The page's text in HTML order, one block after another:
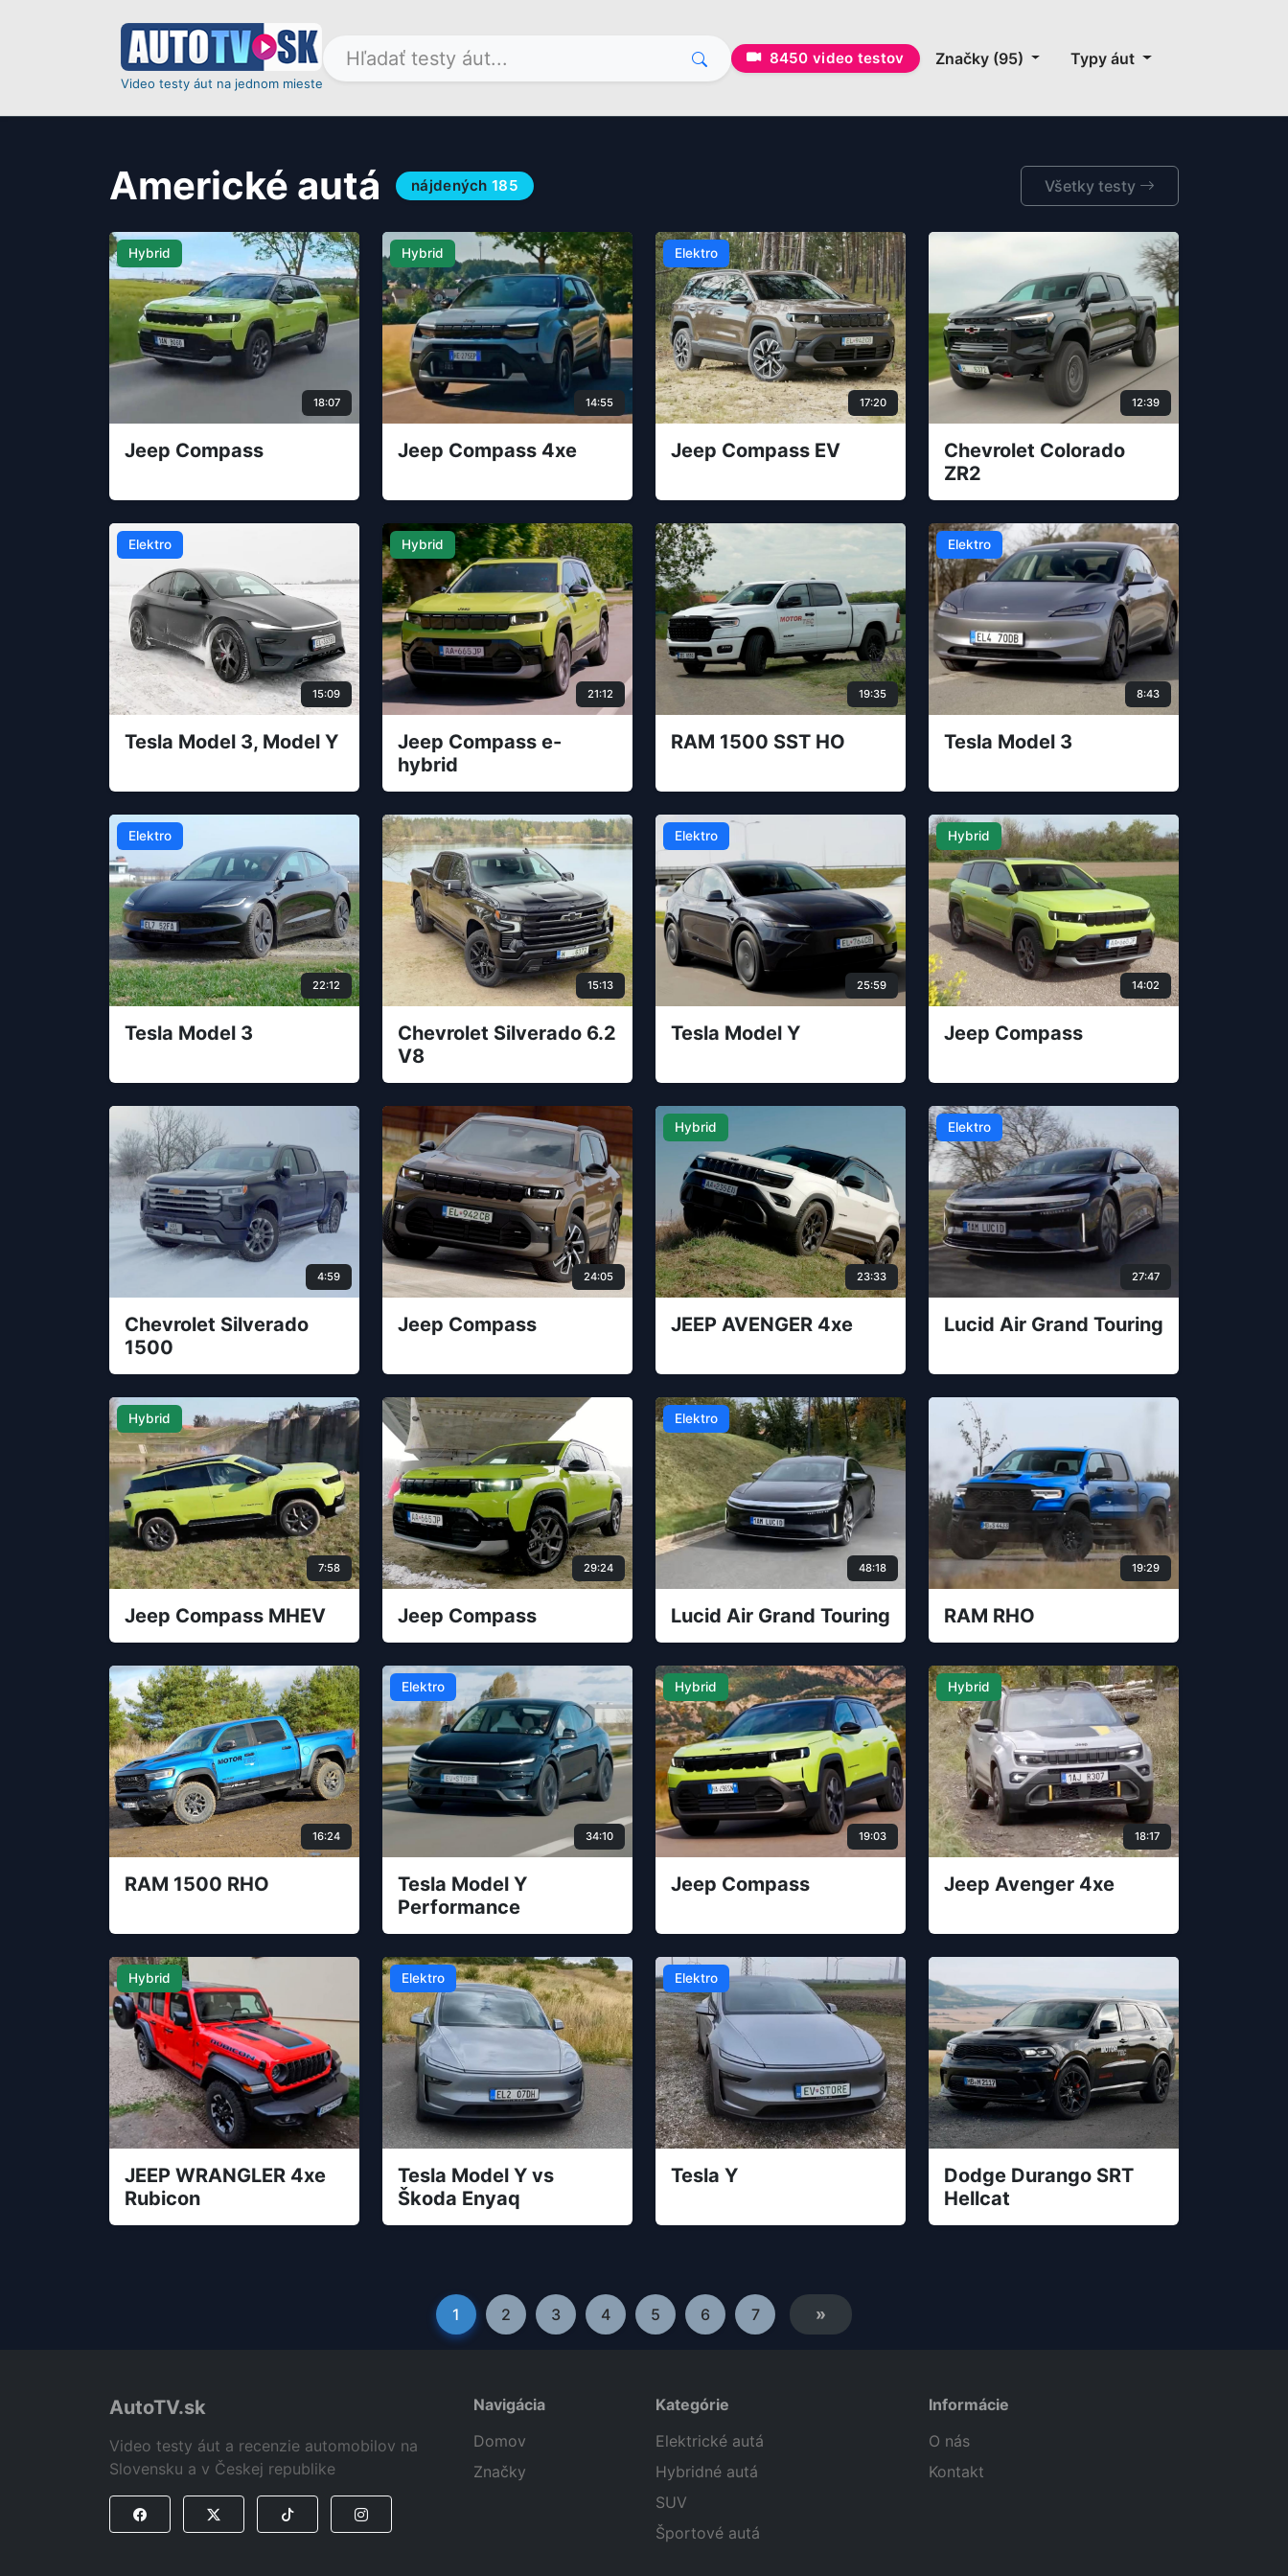
Video testy áut na jednom mieste
8450 video testov Značky (95) Typy áut
Americké autá nájdených185 Všetky testy
Hybrid
18:07
Jeep Compass
Hybrid
14:55
Jeep Compass 4xe
Elektro
17:20
Jeep Compass EV
12:39
Chevrolet Colorado
ZR2
Elektro
15:09
Tesla Model 3, Model Y
Hybrid
21:12
Jeep Compass e-
hybrid
19:35
RAM 1500 SST HO
Elektro
8:43
Tesla Model 3
Elektro
22:12
Tesla Model 3
15:13
Chevrolet Silverado 6.2
V8
Elektro
25:59
Tesla Model Y
Hybrid
14:02
Jeep Compass
4:59
Chevrolet Silverado
1500
24:05
Jeep Compass
Hybrid
23:33
JEEP AVENGER 4xe
Elektro
27:47
Lucid Air Grand Touring
Hybrid
7:58
Jeep Compass MHEV
29:24
Jeep Compass
Elektro
48:18
Lucid Air Grand Touring
19:29
RAM RHO
16:24
RAM 1500 RHO
Elektro
34:10
Tesla Model Y
Performance
Hybrid
19:03
Jeep Compass
Hybrid
18:17
Jeep Avenger 4xe
Hybrid
JEEP WRANGLER 4xe
Rubicon
Elektro
Tesla Model Y vs
Škoda Enyaq
Elektro
Tesla Y
Dodge Durango SRT
Hellcat
1 2 3 4 5 6 7 »
AutoTV.sk
Video testy áut a recenzie automobilov na
Slovensku a v Českej republike
Navigácia
Domov
Značky
Kategórie
Elektrické autá
Hybridné autá
SUV
Športové autá
Informácie
O nás
Kontakt